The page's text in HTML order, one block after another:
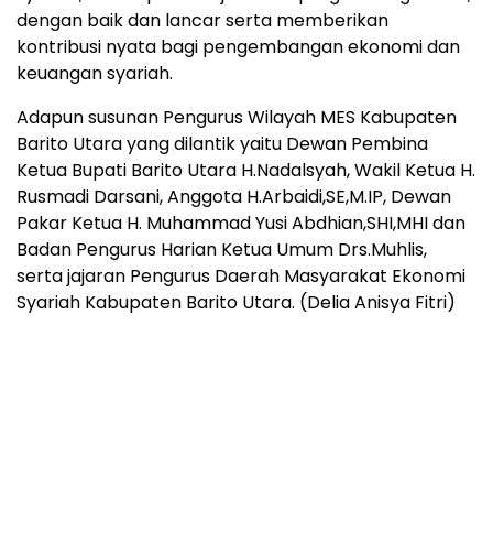
dengan baik dan lancar serta memberikan
kontribusi nyata bagi pengembangan ekonomi dan
keuangan syariah.
Adapun susunan Pengurus Wilayah MES Kabupaten
Barito Utara yang dilantik yaitu Dewan Pembina
Ketua Bupati Barito Utara H.Nadalsyah, Wakil Ketua H.
Rusmadi Darsani, Anggota H.Arbaidi,SE,M.IP, Dewan
Pakar Ketua H. Muhammad Yusi Abdhian,SHI,MHI dan
Badan Pengurus Harian Ketua Umum Drs.Muhlis,
serta jajaran Pengurus Daerah Masyarakat Ekonomi
Syariah Kabupaten Barito Utara. (Delia Anisya Fitri)